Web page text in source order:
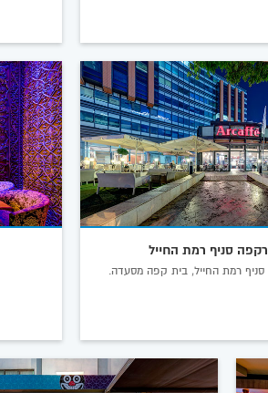
סניף רמת החייל
רמת החייל, בית קפה מסעדה.